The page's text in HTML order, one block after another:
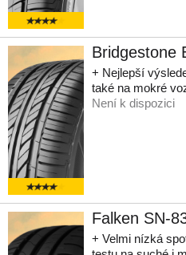
Bridgestone
+ Nejlepší
také na mokré
Není k dispozici
Falken SN-
+ Velmi nízká